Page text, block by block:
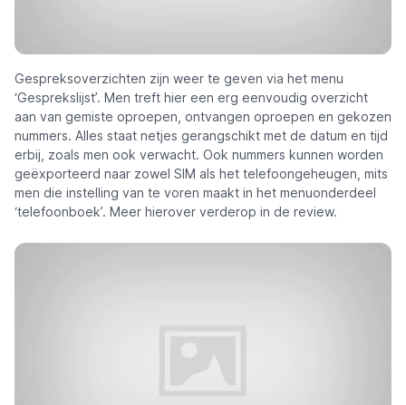
Gespreksoverzichten zijn weer te geven via het menu
‘Gesprekslijst’. Men treft hier een erg eenvoudig overzicht
aan van gemiste oproepen, ontvangen oproepen en gekozen
nummers. Alles staat netjes gerangschikt met de datum en tijd
erbij, zoals men ook verwacht. Ook nummers kunnen worden
geëxporteerd naar zowel SIM als het telefoongeheugen, mits
men die instelling van te voren maakt in het menuonderdeel
‘telefoonboek’. Meer hierover verderop in de review.